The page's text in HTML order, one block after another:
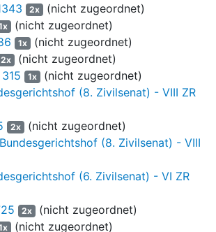
hat in der Sache
Abs. 9 ZPO), weil die Sicherung einer
eine Entscheidung des
( § 543 Abs. 2 Satz 1 Nr. 2 Alt. 2
hat den Anspruch der Beklagten
Gehörs (
Art. 103 Abs. 1 GG) in
Weise verletzt. Denn es hat -
einem zu engen rechtlichen
des Berufungsgerichts gemäß
- die Ausführungen der Beklagten in der
zur Beweiswürdigung des Amtsgerichts
Maße in seine Erwägungen zur
angefochtenen Urteils gemäß
2x (nicht zugeordnet)
(nicht zugeordnet)
1x (nicht zugeordnet)
2x (nicht zugeordnet)
1x (nicht zugeordnet)
(8. Zivilsenat) - VIII ZR
2x (nicht zugeordnet)
(8. Zivilsenat) - VIII
(6. Zivilsenat) - VI ZR
2x (nicht zugeordnet)
(nicht zugeordnet)